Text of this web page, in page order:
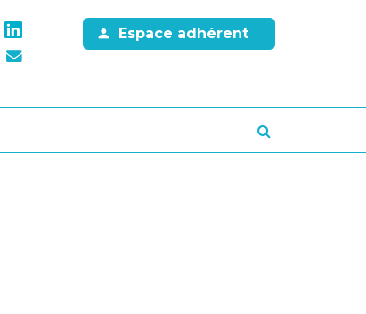
Espace adhérent